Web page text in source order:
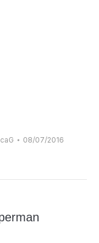
08/07/2016